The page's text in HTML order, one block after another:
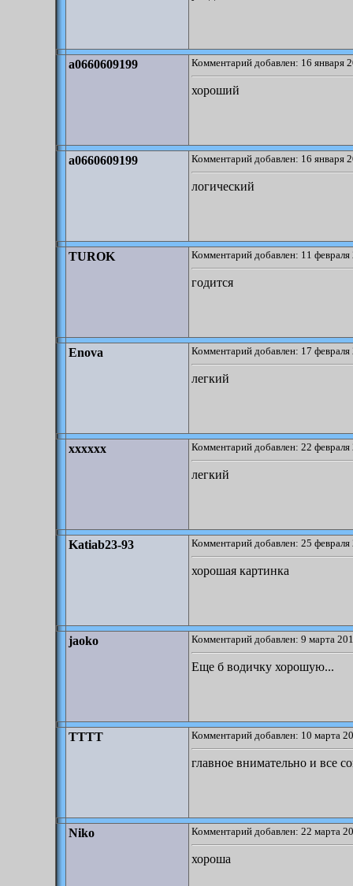
a0660609199 Комментарий добавлен: 16 января
хороший
a0660609199 Комментарий добавлен: 16 января
логический
TUROK Комментарий добавлен: 11
годится
Enova Комментарий добавлен: 17
легкий
xxxxxx Комментарий добавлен: 22
легкий
Katiab23-93 Комментарий добавлен: 25
хорошая картинка
jaoko Комментарий добавлен: 9 марта
Еще б водичку хорошую...
TTTT Комментарий добавлен: 10 марта
главное внимательно и все
Niko Комментарий добавлен: 22 марта
хороша